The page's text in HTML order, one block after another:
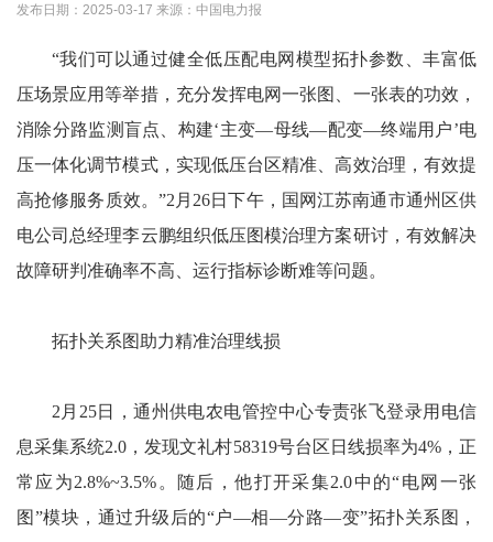
发布日期：2025-03-17 来源：中国电力报
“我们可以通过健全低压配电网模型拓扑参数、丰富低
压场景应用等举措，充分发挥电网一张图、一张表的功效，
消除分路监测盲点、构建‘主变—母线—配变—终端用户’电
压一体化调节模式，实现低压台区精准、高效治理，有效提
高抢修服务质效。”2月26日下午，国网江苏南通市通州区供
电公司总经理李云鹏组织低压图模治理方案研讨，有效解决
故障研判准确率不高、运行指标诊断难等问题。
拓扑关系图助力精准治理线损
2月25日，通州供电农电管控中心专责张飞登录用电信
息采集系统2.0，发现文礼村58319号台区日线损率为4%，正
常应为2.8%~3.5%。随后，他打开采集2.0中的“电网一张
图”模块，通过升级后的“户—相—分路—变”拓扑关系图，